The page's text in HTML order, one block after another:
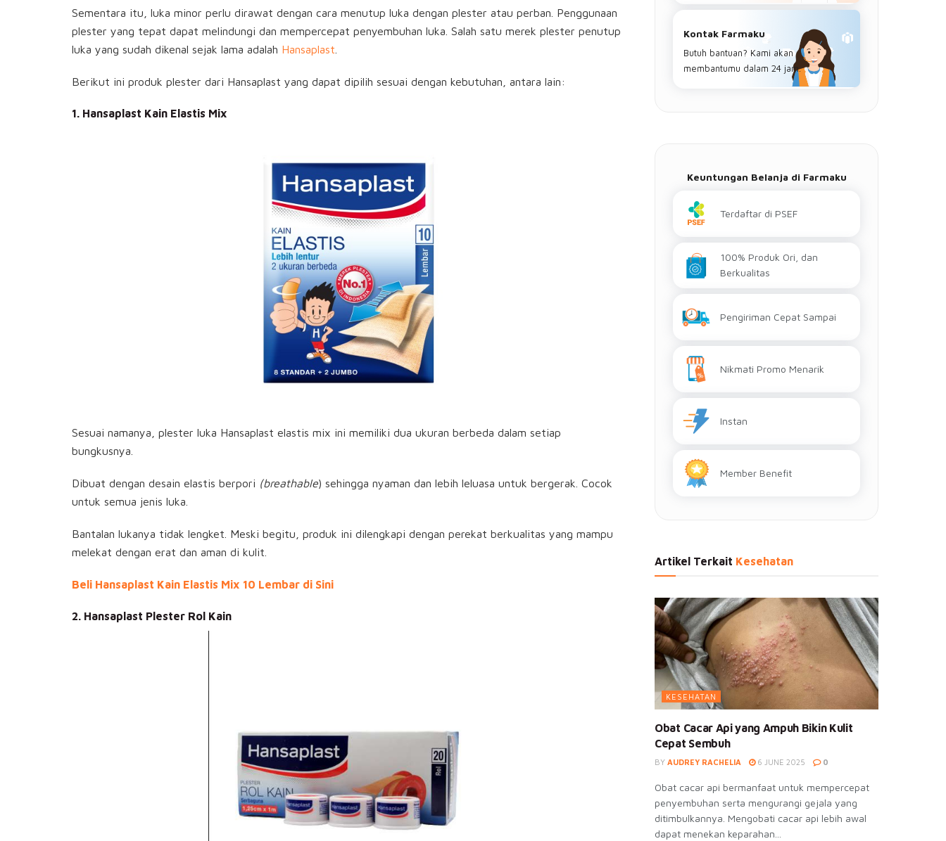
Sementara itu, luka minor perlu dirawat dengan cara menutup luka dengan plester atau perban. Penggunaan
plester yang tepat dapat melindungi dan mempercepat penyembuhan luka. Salah satu merek plester penutup
luka yang sudah dikenal sejak lama adalah Hansaplast
Berikut ini produk plester dari Hansaplast yang dapat dipilih sesuai dengan kebutuhan, antara lain:
1. Hansaplast Kain Elastis Mix
Sesuai namanya, plester luka Hansaplast elastis mix ini memiliki dua ukuran berbeda dalam setiap
bungkusnya.
Dibuat dengan desain elastis berpori (breathable) sehingga nyaman dan lebih leluasa untuk bergerak. Cocok
untuk semua jenis luka.
Bantalan lukanya tidak lengket. Meski begitu, produk ini dilengkapi dengan perekat berkualitas yang mampu
melekat dengan erat dan aman di kulit.
Beli Hansaplast Kain Elastis Mix 10 Lembar di Sini
2. Hansaplast Plester Rol Kain
Kontak Farmaku
Butuh bantuan? Kami akan
membantumu dalam 24 jam.
Keuntungan Belanja di Farmaku
Terdaftar di PSEF
100% Produk Ori, dan
Berkualitas
Pengiriman Cepat Sampai
Nikmati Promo Menarik
Instan
Member Benefit
Artikel Terkait Kesehatan
KESEHATAN
Obat Cacar Api yang Ampuh Bikin Kulit
Cepat Sembuh
BY AUDREY RACHELIA 6 JUNE 2025 0
Obat cacar api bermanfaat untuk mempercepat
penyembuhan serta mengurangi gejala yang
ditimbulkannya. Mengobati cacar api lebih awal
dapat menekan keparahan...